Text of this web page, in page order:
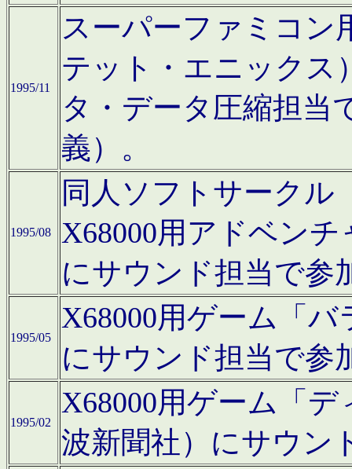
1995/11
スーパーファミコン
テット・エニックス
タ・データ圧縮担当
義）。
1995/08
同人ソフトサークル
X68000用アドベン
にサウンド担当で参
1995/05
X68000用ゲーム「
にサウンド担当で参
1995/02
X68000用ゲーム「
波新聞社）にサウン